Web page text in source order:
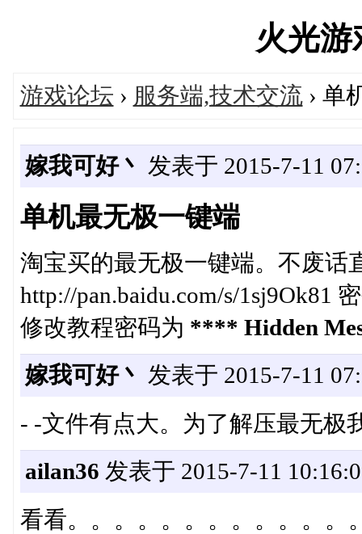
火光
游戏论坛 › 服务端,技术交流› 单
嫁我可好丶 发表于 2015-7-11
单机最无极一键端
淘宝买的最无极一键端。不废话
http://pan.baidu.com/s/1sj9Ok81
修改教程密码为 **** Hidden
嫁我可好丶 发表于 2015-7-11
- -文件有点大。为了解压最无极
ailan36 发表于 2015-7-11
看看。。。。。。。。。。。。